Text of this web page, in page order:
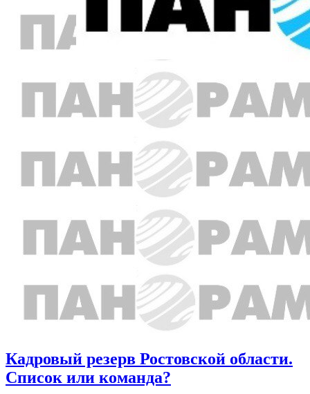
Кадровый резерв Ростовской области.
Список или команда?